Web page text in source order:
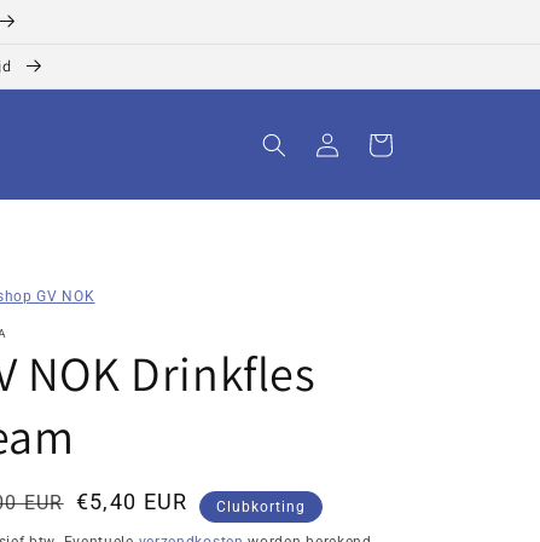
InloggenWinkelwagen
GV NOK
NOK Drinkfles
EUR €5,40 EUR Clubkorting